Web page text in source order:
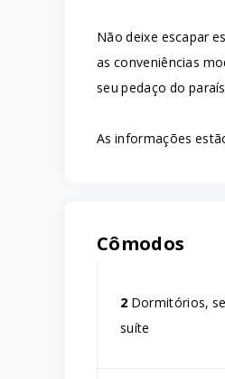
Não deixe escapar
as conveniências
seu pedaço do
As informações
Cômodos
2 Dormitórios,
suíte